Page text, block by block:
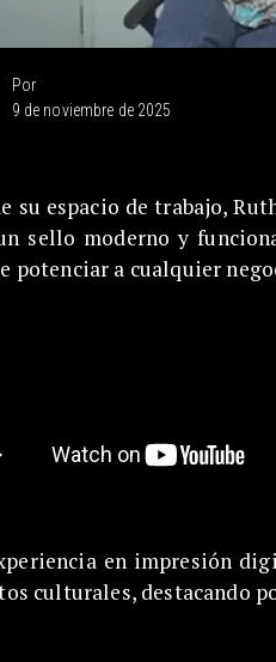
Por
9 de noviembre de 2025
su espacio de trabajo,
sello moderno y
potenciar a cualquier
en impresión
culturales, destacando